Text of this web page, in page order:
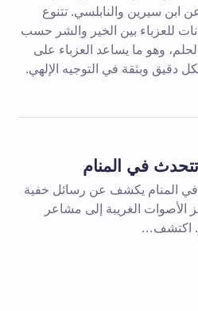
ابن سيرين والنابلسي. تتنوع
للعزباء بين الخير والشر حسب
وهو ما يساعد العزباء على
دقيق وبثقة في التوجيه الإلهي.
في المنام
في المنام يكشف عن رسائل خفية
الأصوات الغريبة إلى مشاعر
اكتشف…